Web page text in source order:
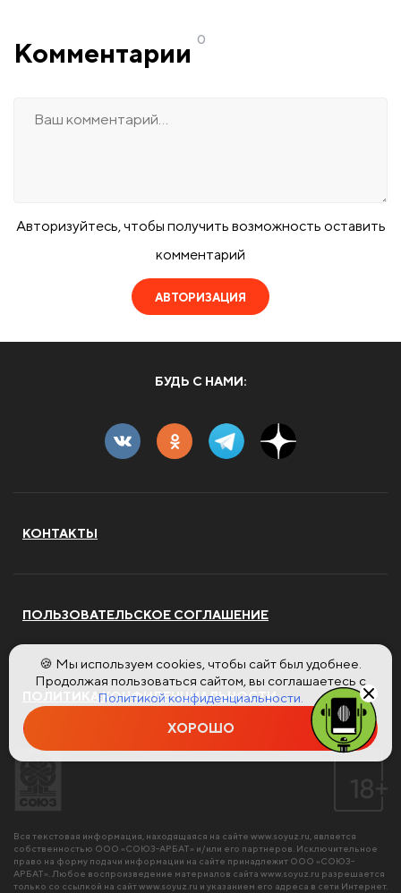
Комментарии 0
Авторизуйтесь, чтобы получить возможность оставить
комментарий
АВТОРИЗАЦИЯ
БУДЬ С НАМИ:
КОНТАКТЫ
ПОЛЬЗОВАТЕЛЬСКОЕ СОГЛАШЕНИЕ
ПОЛИТИКА КОНФИДЕНЦИАЛЬНОСТИ
Вся текстовая информация, находящаяся на сайте www.soyuz.ru, является
собственностью ООО «СОЮЗ-АРБАТ» и/или его партнеров. Исключительное
право на форму подачи информации на сайте принадлежит ООО «СОЮЗ-
АРБАТ». Любое воспроизведение материалов сайта www.soyuz.ru разрешается
только со ссылкой на сайтwww.soyuz.ru и указанием его адреса в сети Интернет.
🍪 Мы используем cookies, чтобы сайт был удобнее.
Продолжая пользоваться сайтом, вы соглашаетесь с
Политикой конфиденциальности.
ХОРОШО